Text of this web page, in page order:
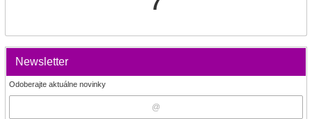
Newsletter
Odoberajte aktuálne novinky